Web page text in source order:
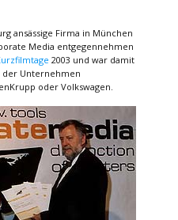
ansässige Firma in München
Media entgegennehmen
2003 und war damit
der Unternehmen
oder Volkswagen.